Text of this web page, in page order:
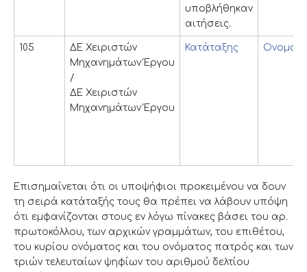
υποβλήθηκαν
αιτήσεις.
105
ΔΕ Χειριστών
Μηχανημάτων Έργου
/
ΔΕ Χειριστών
Μηχανημάτων Έργου
Κατάταξης
Επισημαίνεται ότι οι υποψήφιοι προκειμένου να δουν
τη σειρά κατάταξής τους θα πρέπει να λάβουν υπόψη
ότι εμφανίζονται στους εν λόγω πίνακες βάσει του αρ.
πρωτοκόλλου, των αρχικών γραμμάτων, του επιθέτου,
του κυρίου ονόματος και του ονόματος πατρός και των
τριών τελευταίων ψηφίων του αριθμού δελτίου